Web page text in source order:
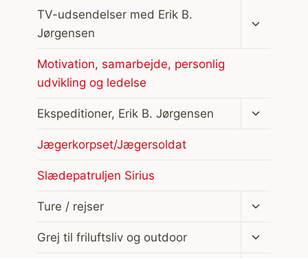
TV-udsendelser med Erik B.
Jørgensen
Motivation, samarbejde, personlig
udvikling og ledelse
Ekspeditioner, Erik B. Jørgensen
Skift
Jægerkorpset/Jægersoldat
Slædepatruljen Sirius
Ture / rejser
Skift
Grej til friluftsliv og outdoor
Skift